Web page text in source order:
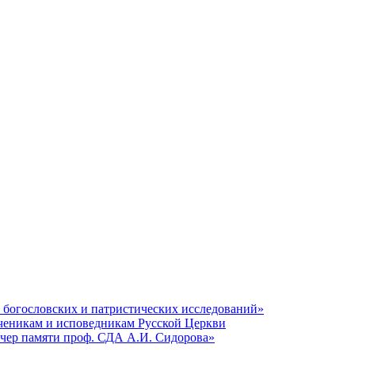
и патристических исследований»
и исповедникам Русской Церкви
памяти проф. СДА А.И. Сидорова»